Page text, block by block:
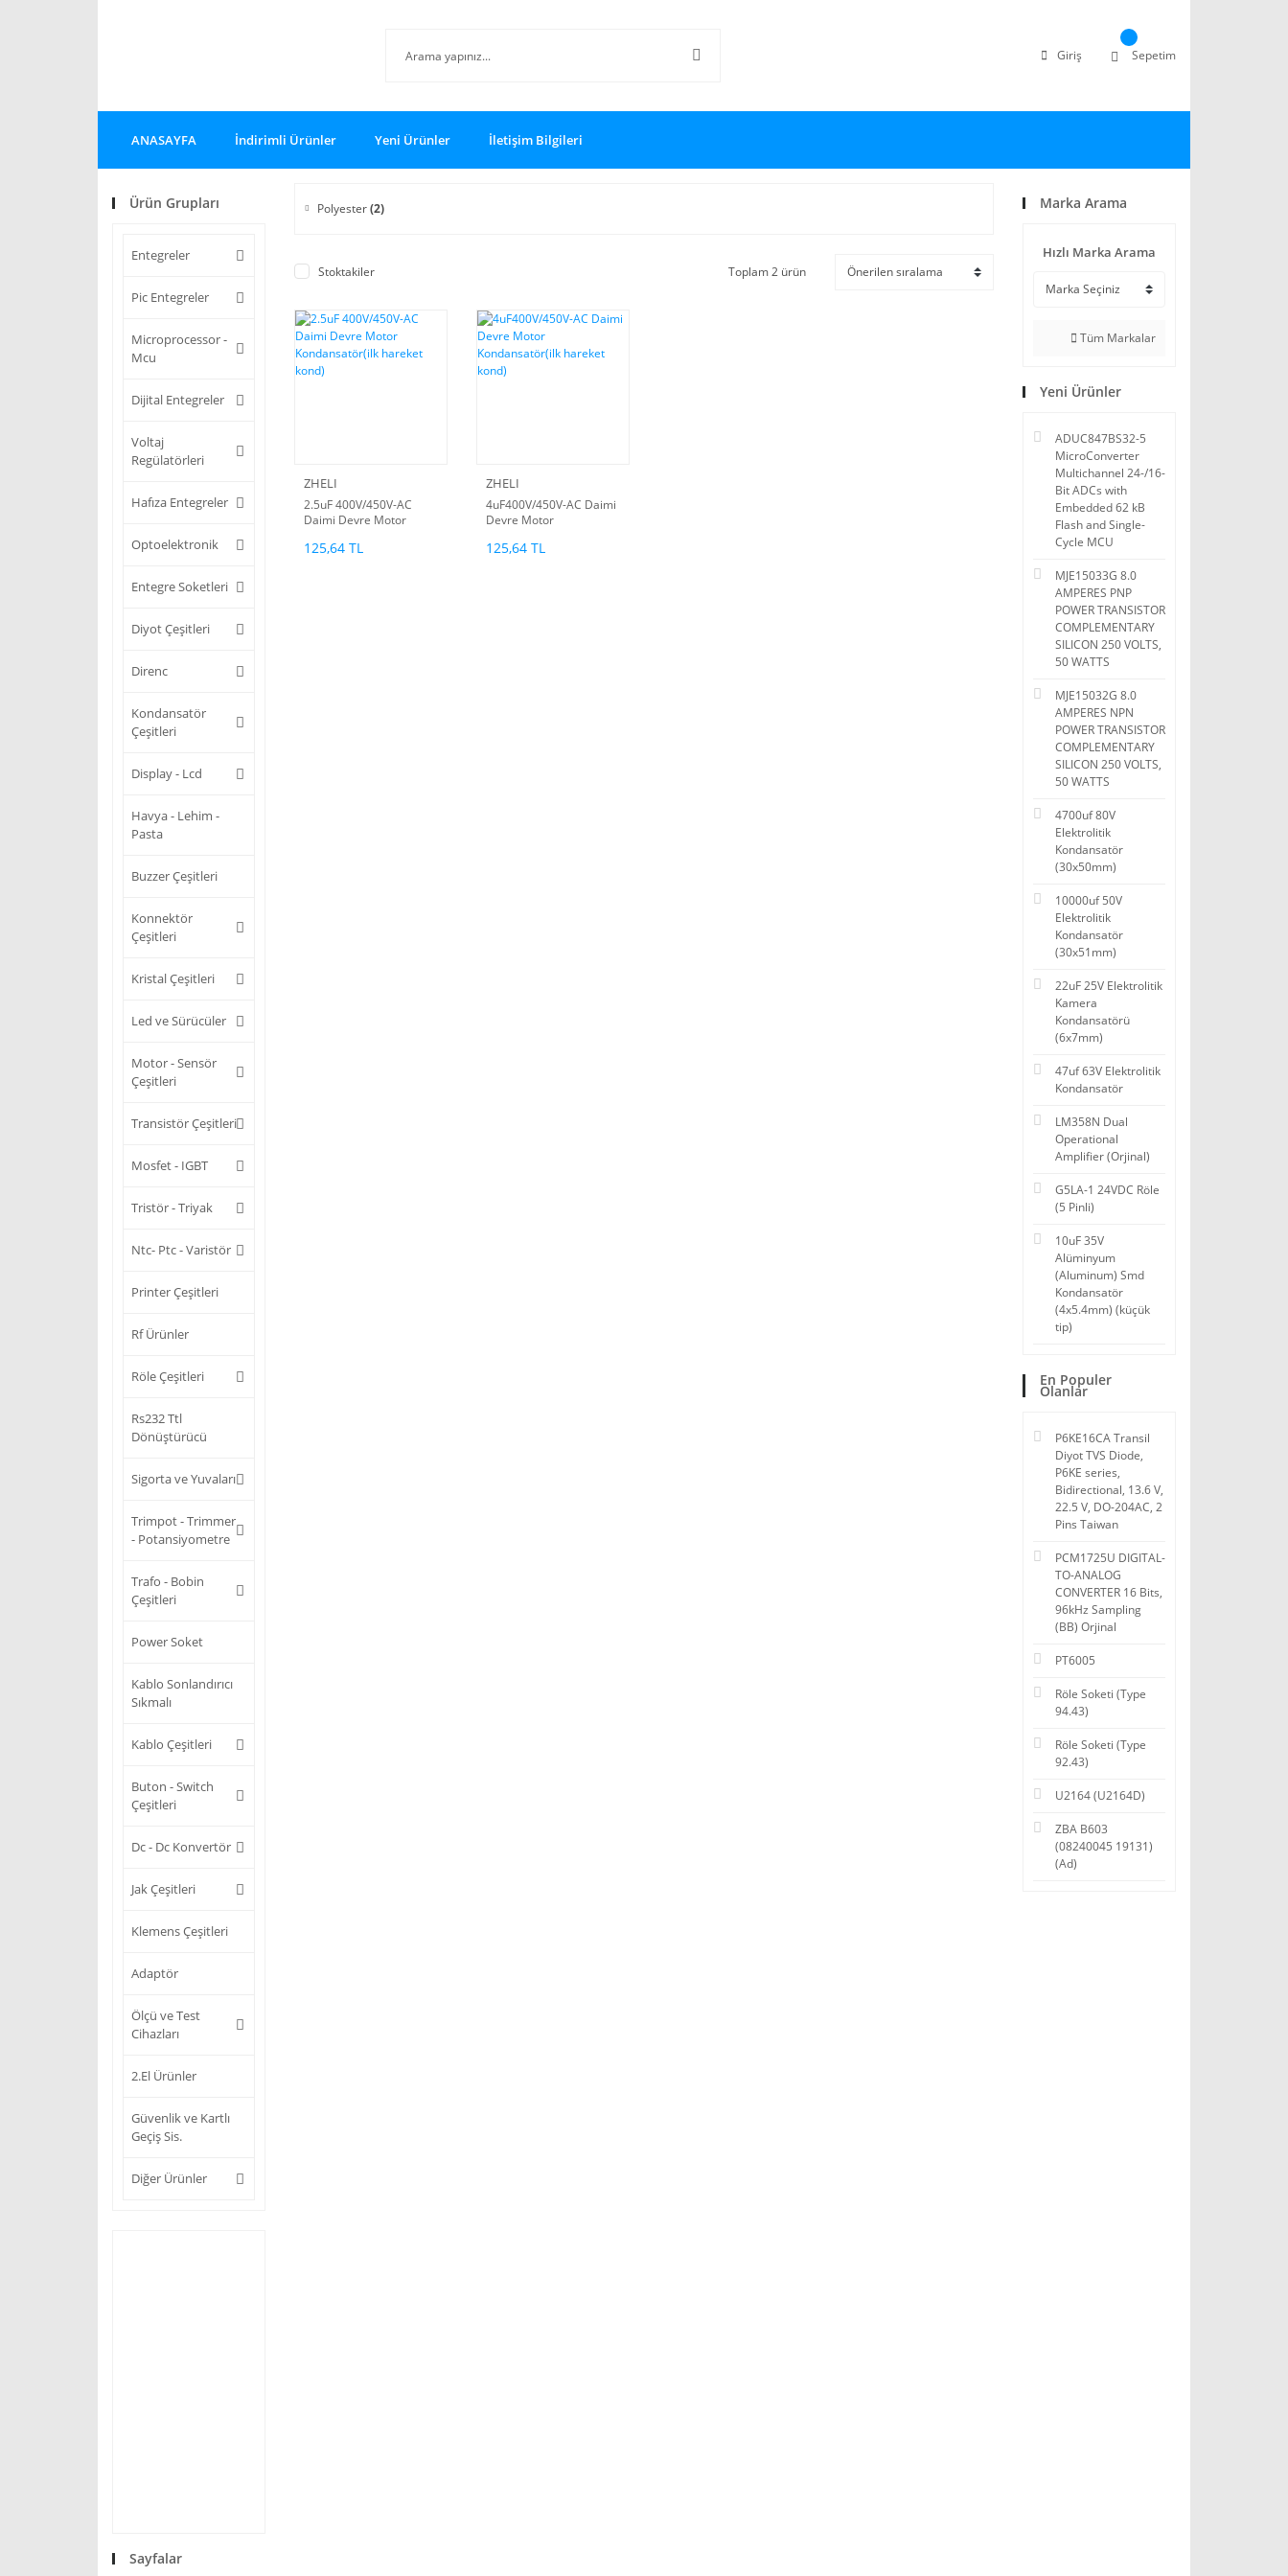
Giriş Sepetim
ANASAYFA İndirimli Ürünler Yeni Ürünler İletişim Bilgileri
Ürün Grupları
Entegreler
Pic Entegreler
Microprocessor -
Mcu
Dijital Entegreler
Voltaj
Regülatörleri
Hafıza Entegreler
Optoelektronik
Entegre Soketleri
Diyot Çeşitleri
Direnc
Kondansatör
Çeşitleri
Display - Lcd
Havya - Lehim -
Pasta
Buzzer Çeşitleri
Konnektör
Çeşitleri
Kristal Çeşitleri
Led ve Sürücüler
Motor - Sensör
Çeşitleri
Transistör Çeşitleri
Mosfet - IGBT
Tristör - Triyak
Ntc- Ptc - Varistör
Printer Çeşitleri
Rf Ürünler
Röle Çeşitleri
Rs232 Ttl
Dönüştürücü
Sigorta ve Yuvaları
Trimpot - Trimmer
- Potansiyometre
Trafo - Bobin
Çeşitleri
Power Soket
Kablo Sonlandırıcı
Sıkmalı
Kablo Çeşitleri
Buton - Switch
Çeşitleri
Dc - Dc Konvertör
Jak Çeşitleri
Klemens Çeşitleri
Adaptör
Ölçü ve Test
Cihazları
2.El Ürünler
Güvenlik ve Kartlı
Geçiş Sis.
Diğer Ürünler
Sayfalar
Polyester(2)
Stoktakiler Toplam 2 ürün
ZHELI
2.5uF 400V/450V-AC
Daimi Devre Motor
kond)
125,64 TL
ZHELI
4uF400V/450V-AC Daimi
Devre Motor
kond)
125,64 TL
Marka Arama
Hızlı Marka Arama
Tüm Markalar
Yeni Ürünler
ADUC847BS32-5
MicroConverter
Multichannel 24-/16-
Bit ADCs with
Embedded 62 kB
Flash and Single-
Cycle MCU
MJE15033G 8.0
AMPERES PNP
POWER TRANSISTOR
COMPLEMENTARY
SILICON 250 VOLTS,
50 WATTS
MJE15032G 8.0
AMPERES NPN
POWER TRANSISTOR
COMPLEMENTARY
SILICON 250 VOLTS,
50 WATTS
4700uf 80V
Elektrolitik
Kondansatör
(30x50mm)
10000uf 50V
Elektrolitik
Kondansatör
(30x51mm)
22uF 25V Elektrolitik
Kamera
Kondansatörü
(6x7mm)
47uf 63V Elektrolitik
Kondansatör
LM358N Dual
Operational
Amplifier (Orjinal)
G5LA-1 24VDC Röle
(5 Pinli)
10uF 35V
Alüminyum
(Aluminum) Smd
Kondansatör
(4x5.4mm) (küçük
tip)
En Populer
Olanlar
P6KE16CA Transil
Diyot TVS Diode,
P6KE series,
Bidirectional, 13.6 V,
22.5 V, DO-204AC, 2
Pins Taiwan
PCM1725U DIGITAL-
TO-ANALOG
CONVERTER 16 Bits,
96kHz Sampling
(BB) Orjinal
PT6005
Röle Soketi (Type
94.43)
Röle Soketi (Type
92.43)
U2164 (U2164D)
ZBA B603
(08240045 19131)
(Ad)